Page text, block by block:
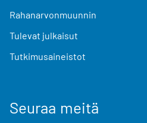
Rahanarvonmuunnin
Tulevat julkaisut
Tutkimusaineistot
Seuraa meitä